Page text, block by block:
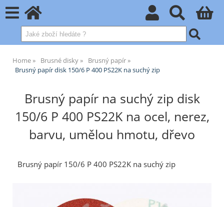
Home Brusné disky
Brusný papír
Brusný papír disk 150/6 P 400 PS22K na suchý zip
Brusný papír na suchý zip disk
150/6 P 400 PS22K na ocel, nerez,
barvu, umělou hmotu, dřevo
Brusný papír 150/6 P 400 PS22K na suchý zip